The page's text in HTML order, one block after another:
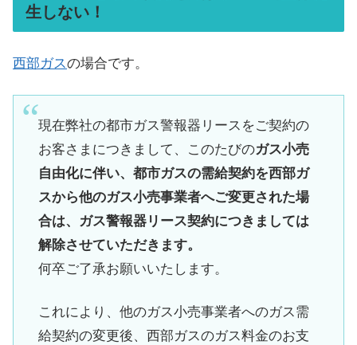
生しない！
西部ガスの場合です。
現在弊社の都市ガス警報器リースをご契約の
お客さまにつきまして、このたびのガス小売
自由化に伴い、都市ガスの需給契約を西部ガ
スから他のガス小売事業者へご変更された場
合は、ガス警報器リース契約につきましては
解除させていただきます。
何卒ご了承お願いいたします。
これにより、他のガス小売事業者へのガス需
給契約の変更後、西部ガスのガス料金のお支